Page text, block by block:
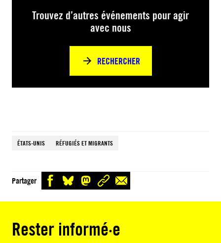
Trouvez d’autres événements pour agir
avec nous
RECHERCHER
ÉTATS-UNIS RÉFUGIÉS ET MIGRANTS
Partager
Rester informé·e